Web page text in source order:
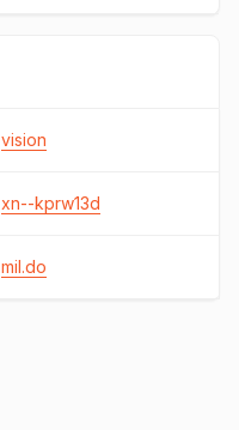
vision
xn--kprw13d
mil.do